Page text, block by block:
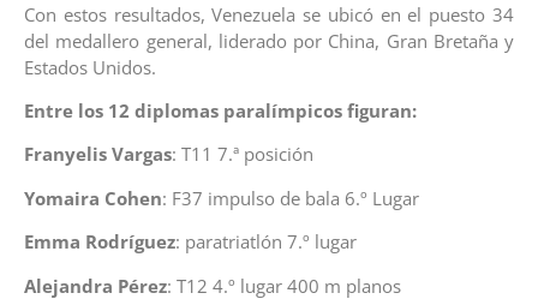
Con estos resultados, Venezuela se ubicó en el puesto 34
del medallero general, liderado por China, Gran Bretaña y
Estados Unidos.
Entre los 12 diplomas paralímpicos figuran:
Franyelis Vargas: T11 7.ª posición
Yomaira Cohen: F37 impulso de bala 6.º Lugar
Emma Rodríguez: paratriatlón 7.º lugar
Alejandra Pérez: T12 4.º lugar 400 m planos